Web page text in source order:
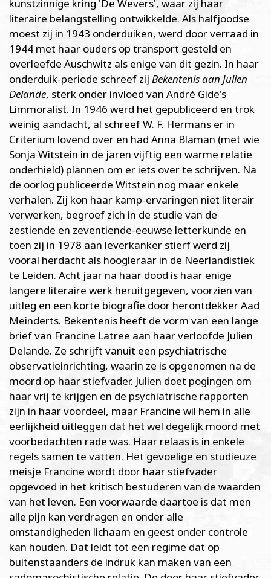
kunstzinnige kring 'De Wevers', waar zij haar
literaire belangstelling ontwikkelde. Als halfjoodse
moest zij in 1943 onderduiken, werd door verraad in
1944 met haar ouders op transport gesteld en
overleefde Auschwitz als enige van dit gezin. In haar
onderduik-periode schreef zij Bekentenis aan Julien
Delande, sterk onder invloed van André Gide's
Limmoralist. In 1946 werd het gepubliceerd en trok
weinig aandacht, al schreef W. F. Hermans er in
Criterium lovend over en had Anna Blaman (met wie
Sonja Witstein in de jaren vijftig een warme relatie
onderhield) plannen om er iets over te schrijven. Na
de oorlog publiceerde Witstein nog maar enkele
verhalen. Zij kon haar kamp-ervaringen niet literair
verwerken, begroef zich in de studie van de
zestiende en zeventiende-eeuwse letterkunde en
toen zij in 1978 aan leverkanker stierf werd zij
vooral herdacht als hoogleraar in de Neerlandistiek
te Leiden. Acht jaar na haar dood is haar enige
langere literaire werk heruitgegeven, voorzien van
uitleg en een korte biografie door herontdekker Aad
Meinderts. Bekentenis heeft de vorm van een lange
brief van Francine Latree aan haar verloofde Julien
Delande. Ze schrijft vanuit een psychiatrische
observatie­inrichting, waarin ze is opgenomen na de
moord op haar stiefvader. Julien doet pogingen om
haar vrij te krijgen en de psychiatrische rapporten
zijn in haar voordeel, maar Francine wil hem in alle
eerlijkheid uitleggen dat het wel degelijk moord met
voorbedachten rade was. Haar relaas is in enkele
regels samen te vatten. Het gevoelige en studieuze
meisje Francine wordt door haar stiefvader
opgevoed in het kritisch bestuderen van de waarden
van het leven. Een voorwaarde daartoe is dat men
alle pijn kan verdragen en onder alle
omstandigheden lichaam en geest onder controle
kan houden. Dat leidt tot een regime dat op
buitenstaanders de indruk kan maken van een